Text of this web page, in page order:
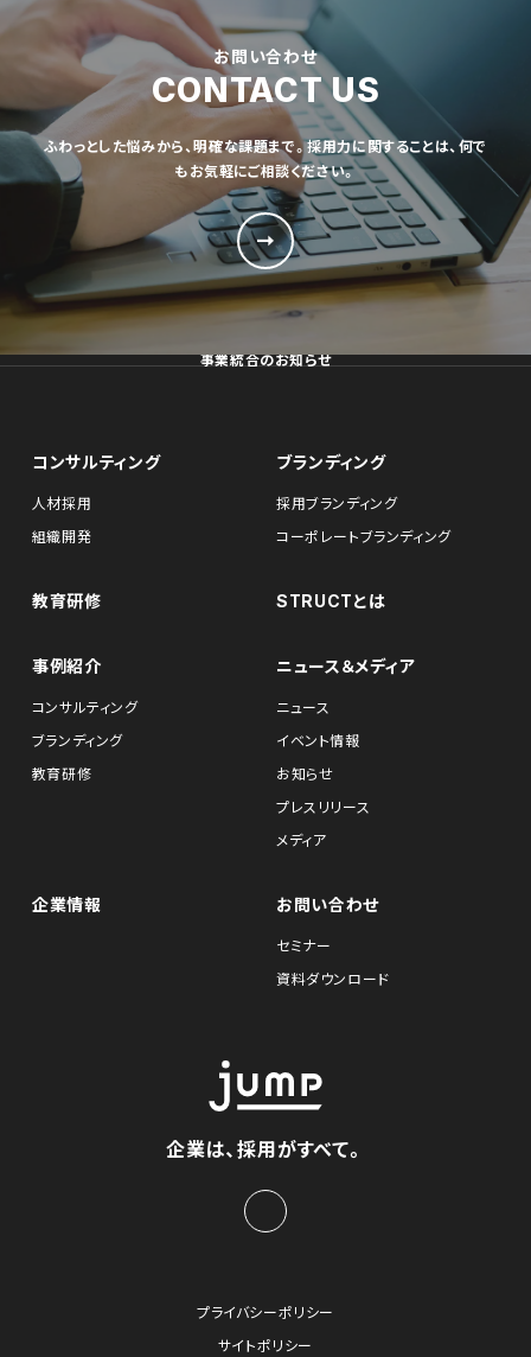
お問い合わせ
CONTACT US
ふわっとした悩みから、明確な課題まで。採用力に関することは、何で
もお気軽にご相談ください。
事業統合のお知らせ
コンサルティング
人材採用
組織開発
ブランディング
採用ブランディング
コーポレートブランディング
教育研修 STRUCTとは
事例紹介
コンサルティング
ブランディング
教育研修
ニュース＆メディア
ニュース
イベント情報
お知らせ
プレスリリース
メディア
企業情報 お問い合わせ
セミナー
資料ダウンロード
企業は、採用がすべて。
プライバシーポリシー
サイトポリシー